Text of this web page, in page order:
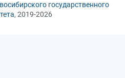
государственного
, 2019-2026